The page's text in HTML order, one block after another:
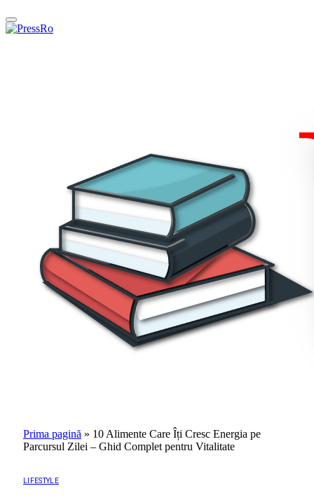
Prima pagină » 10 Alimente Care Îți Cresc Energia pe
Parcursul Zilei – Ghid Complet pentru Vitalitate
LIFESTYLE